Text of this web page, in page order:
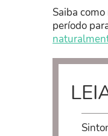
Saiba
período